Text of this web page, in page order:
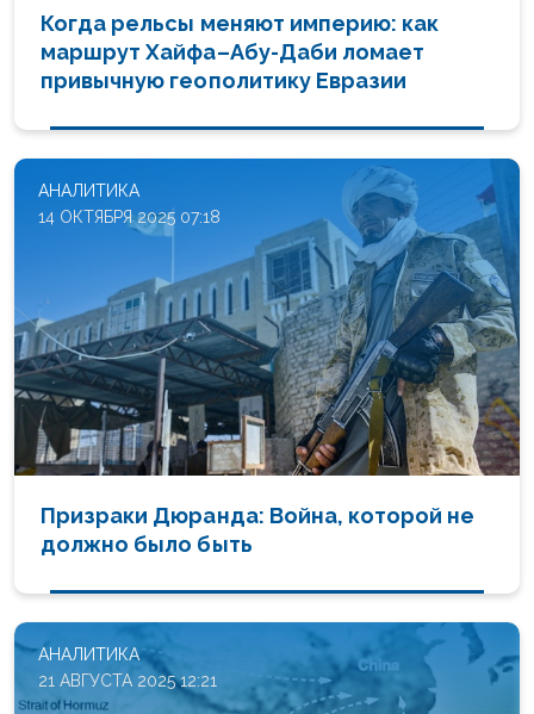
Когда рельсы меняют империю: как
маршрут Хайфа–Абу-Даби ломает
привычную геополитику Евразии
АНАЛИТИКА
14 ОКТЯБРЯ 2025 07:18
Призраки Дюранда: Война, которой не
должно было быть
АНАЛИТИКА
21 АВГУСТА 2025 12:21